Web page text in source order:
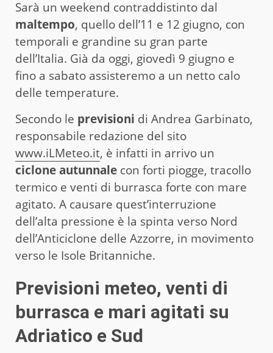
Sarà un weekend contraddistinto dal
maltempo, quello dell’11 e 12 giugno, con
temporali e grandine su gran parte
dell’Italia. Già da oggi, giovedì 9 giugno e
fino a sabato assisteremo a un netto calo
delle temperature.
Secondo le previsioni di Andrea Garbinato,
responsabile redazione del sito
www.iLMeteo.it, è infatti in arrivo un
ciclone autunnale con forti piogge, tracollo
termico e venti di burrasca forte con mare
agitato. A causare quest’interruzione
dell’alta pressione è la spinta verso Nord
dell’Anticiclone delle Azzorre, in movimento
verso le Isole Britanniche.
Previsioni meteo, venti di
burrasca e mari agitati su
Adriatico e Sud